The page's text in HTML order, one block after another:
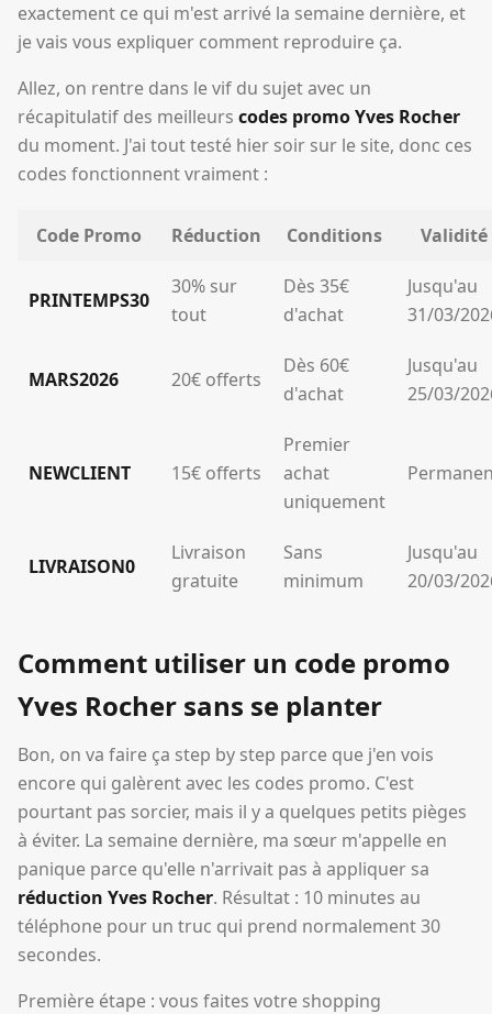
exactement ce qui m'est arrivé la semaine dernière, et
je vais vous expliquer comment reproduire ça.
Allez, on rentre dans le vif du sujet avec un
récapitulatif des meilleurs codes promo Yves Rocher
du moment. J'ai tout testé hier soir sur le site, donc ces
codes fonctionnent vraiment :
Code Promo Réduction Conditions Validité
PRINTEMPS30
30% sur
tout
Dès 35€
d'achat
Jusqu'au
31/03/
MARS2026 20€ offerts
Dès 60€
d'achat
Jusqu'au
25/03/
NEWCLIENT 15€ offerts
Premier
achat
uniquement
LIVRAISON0
Livraison
gratuite
Sans
minimum
Jusqu'au
20/03/
Comment utiliser un code promo
Yves Rocher sans se planter
Bon, on va faire ça step by step parce que j'en vois
encore qui galèrent avec les codes promo. C'est
pourtant pas sorcier, mais il y a quelques petits pièges
à éviter. La semaine dernière, ma sœur m'appelle en
panique parce qu'elle n'arrivait pas à appliquer sa
réduction Yves Rocher. Résultat : 10 minutes au
téléphone pour un truc qui prend normalement 30
secondes.
Première étape : vous faites votre shopping